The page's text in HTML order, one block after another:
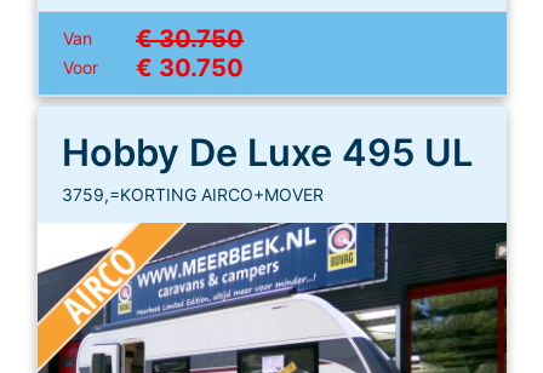
Van € 30.750
Voor € 30.750
Hobby De Luxe 495 UL
3759,=KORTING AIRCO+MOVER